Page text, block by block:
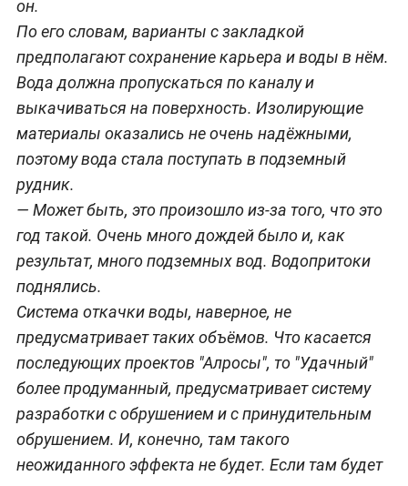
он.
По его словам, варианты с закладкой
предполагают сохранение карьера и воды в нём.
Вода должна пропускаться по каналу и
выкачиваться на поверхность. Изолирующие
материалы оказались не очень надёжными,
поэтому вода стала поступать в подземный
рудник.
— Может быть, это произошло из-за того, что это
год такой. Очень много дождей было и, как
результат, много подземных вод. Водопритоки
поднялись.
Система откачки воды, наверное, не
предусматривает таких объёмов. Что касается
последующих проектов "Алросы", то "Удачный"
более продуманный, предусматривает систему
разработки с обрушением и с принудительным
обрушением. И, конечно, там такого
неожиданного эффекта не будет. Если там будет